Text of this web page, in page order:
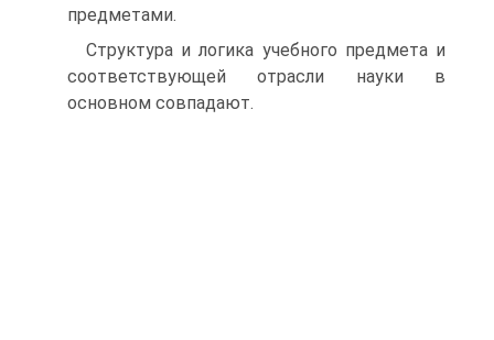
предметами.
Структура и логика учебного предмета и
соответствующей отрасли науки в
основном совпадают.